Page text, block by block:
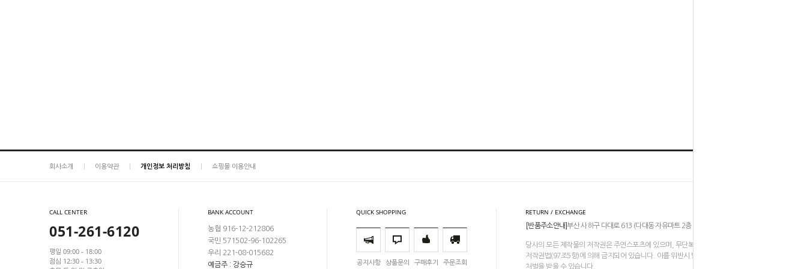
회사소개 이용약관 개인정보 처리방침 쇼핑몰 이용안내
CALL CENTER
051-261-6120
평일 09:00 - 18:00
점심 12:30 - 13:30
BANK ACCOUNT
농협 916-12-212806
국민 571502-96-102265
우리 221-08-015682
예금주 : 강승규
QUICK SHOPPING
공지사항 상품문의 구매후기 주문조회
RETURN / EXCHANGE
[반품주소안내]부산 사하구 다대로 613 (다대동 자유마트 2층 206-211호)
당사의 모든 제작물의 저작권은 주연스포츠에 있으며, 무단복제나 도용은
저작권법(97조5항)에 의해 금지되어 있습니다. 이를 위반시 법적인
처벌을 받을 수 있습니다.